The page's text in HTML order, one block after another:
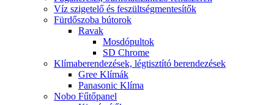
Víz szigetelő és feszültségmentesítők
Fürdőszoba bútorok
Ravak
Mosdópultok
SD Chrome
Klímaberendezések, légtisztító berendezések
Gree Klímák
Panasonic Klíma
Nobo Fűtőpanel